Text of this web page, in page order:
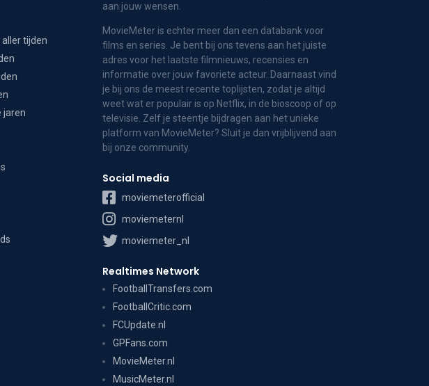
tijden
jaren
aan jouw wensen.
MovieMeter is echter meer dan een databank voor
films en series. Je bent bij ons tevens aan het juiste
adres voor het laatste filmnieuws, recensies en
informatie over jouw favoriete acteur. Daarnaast vind
je bij ons de meest recente toplijsten, zodat je altijd
weet wat er populair is op Netflix, in de bioscoop of op
televisie. Zelf je steentje bijdragen aan het unieke
platform van MovieMeter? Sluit je dan vrijblijvend aan
bij onze community.
Social media
moviemeterofficial
moviemeternl
moviemeter_nl
Realtimes Network
FootballTransfers.com
FootballCritic.com
FCUpdate.nl
GPFans.com
MovieMeter.nl
MusicMeter.nl